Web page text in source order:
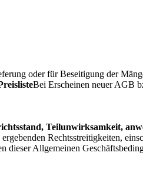
oder für Beseitigung der
Bei Erscheinen neuer AGB
Teilunwirksamkeit,
Rechtsstreitigkeiten,
Allgemeinen